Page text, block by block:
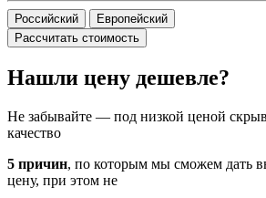
Российский
Европейский
Рассчитать стоимость
Нашли цену дешевле?
Не забывайте — под низкой ценой
качество
5 причин, по которым мы сможем дать
цену, при этом не